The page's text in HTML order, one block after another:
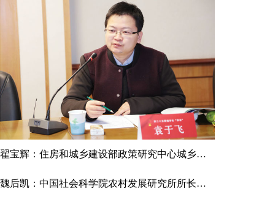
翟宝辉：住房和城乡建设部政策研究中心城乡规划处处长
魏后凯：中国社会科学院农村发展研究所所长、研究员、经济学博士。